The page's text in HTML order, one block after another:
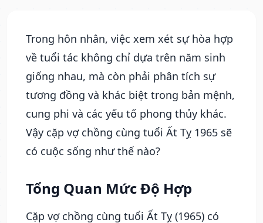
Trong hôn nhân, việc xem xét sự hòa hợp
về tuổi tác không chỉ dựa trên năm sinh
giống nhau, mà còn phải phân tích sự
tương đồng và khác biệt trong bản mệnh,
cung phi và các yếu tố phong thủy khác.
Vậy cặp vợ chồng cùng tuổi Ất Tỵ 1965 sẽ
có cuộc sống như thế nào?
Tổng Quan Mức Độ Hợp
Cặp vợ chồng cùng tuổi Ất Tỵ (1965) có